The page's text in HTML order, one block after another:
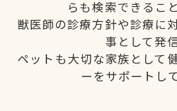
らも検索できるこ
獣医師の診療方針や診療に
事として発信
ペットも大切な家族として
ーをサポートし